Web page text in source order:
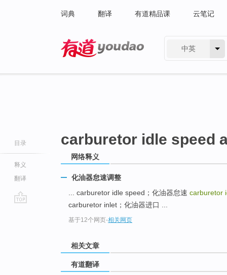
词典 翻译 有道精品课 云笔记
中英
目录
释义
翻译
carburetor idle speed
网络释义
化油器怠速调整
... carburetor idle speed；化油器怠速 carburetor
carburetor inlet；化油器进口 ...
基于12个网页-相关网页
相关文章
有道翻译